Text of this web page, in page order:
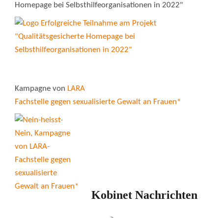
Homepage bei Selbsthilfeorganisationen in 2022"
Kampagne von LARA
Fachstelle gegen sexualisierte Gewalt an Frauen*
Kobinet Nachrichten